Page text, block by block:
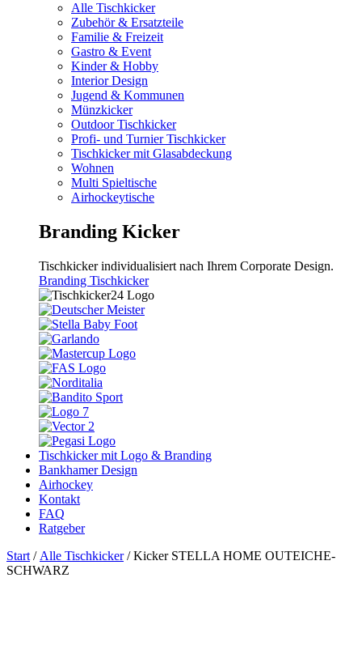
Alle Tischkicker
Zubehör & Ersatzteile
Familie & Freizeit
Gastro & Event
Kinder & Hobby
Interior Design
Jugend & Kommunen
Münzkicker
Outdoor Tischkicker
Profi- und Turnier Tischkicker
Tischkicker mit Glasabdeckung
Wohnen
Multi Spieltische
Airhockeytische
Branding Kicker
Tischkicker individualisiert nach Ihrem Corporate Design.
Branding Tischkicker
Tischkicker mit Logo & Branding
Bankhamer Design
Airhockey
Kontakt
FAQ
Ratgeber
Start / Alle Tischkicker/ Kicker STELLA HOME OUTEICHE-
SCHWARZ